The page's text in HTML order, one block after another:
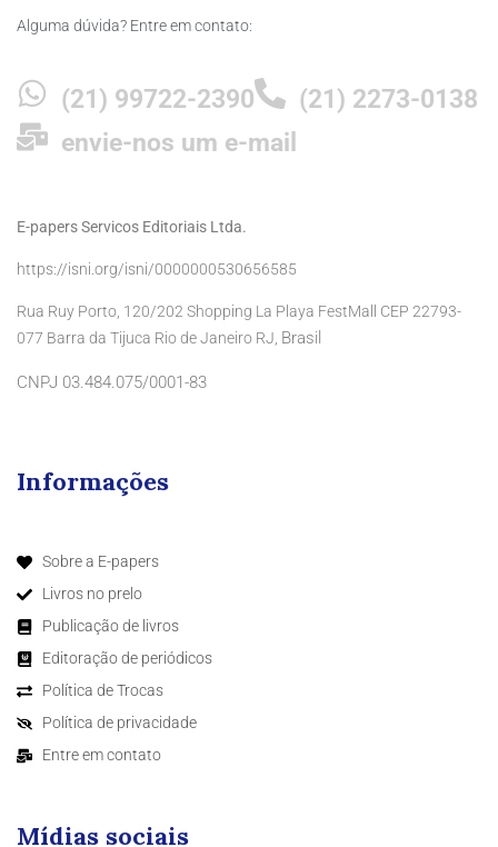
Alguma dúvida? Entre em contato:
(21) 99722-2390
(21) 2273-0138
envie-nos um e-mail
E-papers Servicos Editoriais Ltda.
https://isni.org/isni/0000000530656585
Rua Ruy Porto, 120/202 Shopping La Playa FestMall CEP 22793-
077 Barra da Tijuca Rio de Janeiro RJ, Brasil
CNPJ 03.484.075/0001-83
Informações
Sobre a E-papers
Livros no prelo
Publicação de livros
Editoração de periódicos
Política de Trocas
Política de privacidade
Entre em contato
Mídias sociais